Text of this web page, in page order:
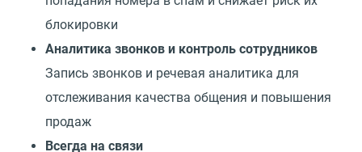
блокировки
Аналитика звонков и контроль сотрудников
Запись звонков и речевая аналитика для
отслеживания качества общения и повышения
продаж
Всегда на связи